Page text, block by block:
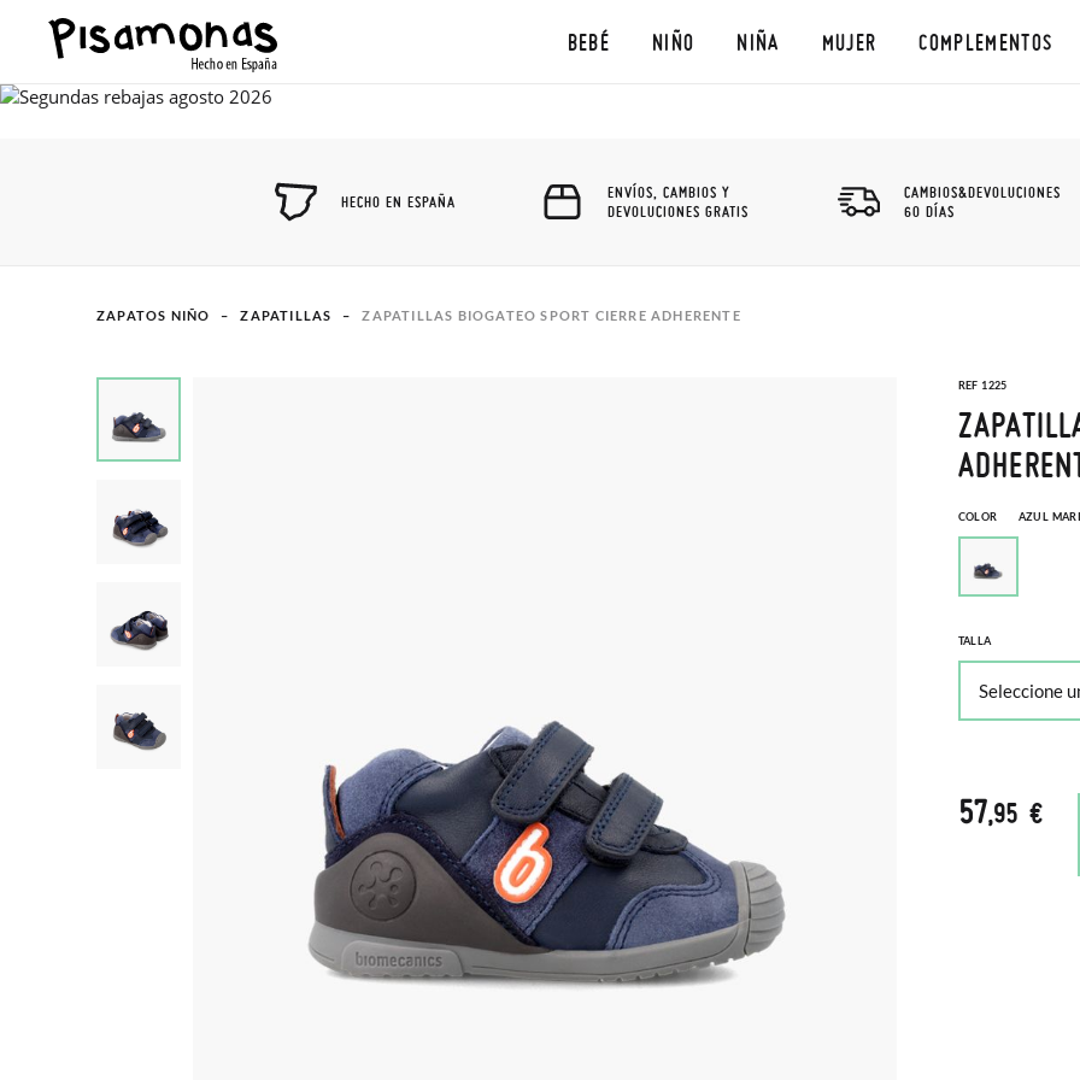
BEBÉ NIÑO NIÑA MUJER COMPLEMENTOS
HECHO EN ESPAÑA
ENVÍOS, CAMBIOS Y
DEVOLUCIONES GRATIS
CAMBIOS&DEVOLUCIONES
60 DÍAS
ZAPATOS NIÑO ZAPATILLAS ZAPATILLAS BIOGATEO SPORT CIERRE ADHERENTE
REF 1225
COLOR AZUL
TALLA
57,95 €